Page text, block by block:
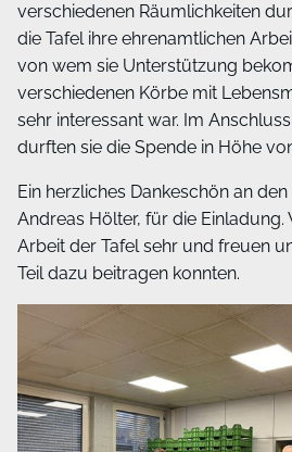
verschiedenen Räumlichkeiten
die Tafel ihre ehrenamtlichen
von wem sie Unterstützung
verschiedenen Körbe mit
sehr interessant war. Im
durften sie die Spende in Höhe
Ein herzliches Dankeschön an
Andreas Hölter, für die Einladung.
Arbeit der Tafel sehr und freuen
Teil dazu beitragen konnten.